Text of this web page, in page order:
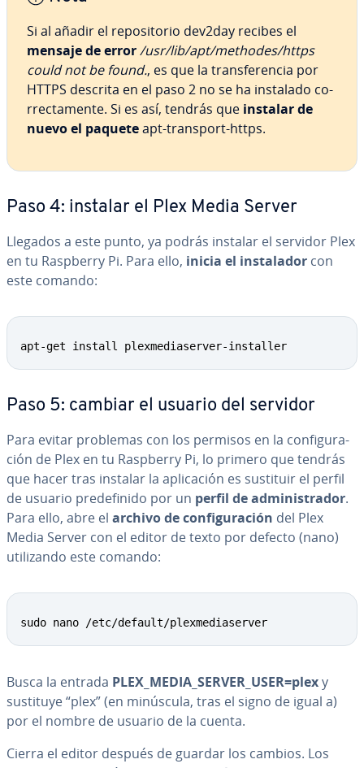
Si al añadir el re­po­si­to­rio dev2day recibes el
mensaje de error/usr/lib/apt/methodes/https
could not be found., es que la tra­n­s­fe­re­n­cia por
HTTPS descrita en el paso 2 no se ha instalado co­
rre­c­ta­me­n­te. Si es así, tendrás que instalar de
nuevo el paqueteapt-transport-https.
Paso 4: instalar el Plex Media Server
Llegados a este punto, ya podrás instalar el servidor Plex
en tu Raspberry Pi. Para ello, inicia el in­s­ta­la­dor con
este comando:
apt-get install plexmediaserver-installer
Paso 5: cambiar el usuario del servidor
Para evitar problemas con los permisos en la co­n­fi­gu­ra­
ción de Plex en tu Raspberry Pi, lo primero que tendrás
que hacer tras instalar la apli­ca­ción es sustituir el perfil
de usuario pre­de­fi­ni­do por un perfil de ad­mi­ni­s­tra­dor.
Para ello, abre el archivo de co­n­fi­gu­ra­ción del Plex
Media Server con el editor de texto por defecto (nano)
uti­li­za­n­do este comando:
sudo nano /etc/default/plexmediaserver
Busca la entrada PLEX_MEDIA_SERVER_USER=plexy
sustituye “plex” (en minúscula, tras el signo de igual a)
por el nombre de usuario de la cuenta.
Cierra el editor después de guardar los cambios. Los